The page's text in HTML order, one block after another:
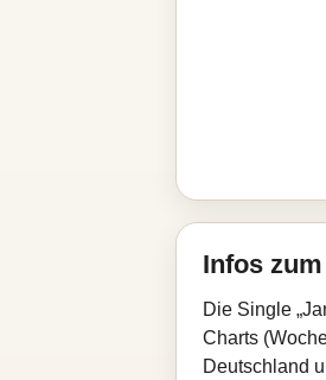
Infos
Die Single
Charts
Deutschland